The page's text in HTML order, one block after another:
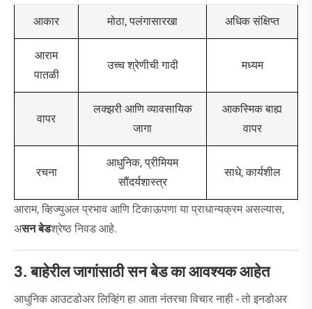
आकार मोठा, पलंगासारखा अधिक संक्षिप्त
आराम
पातळी
उच्च श्रेणीची गादी मध्यम
वापर
लक्झरी आणि व्यावसायिक
जागा
आकस्मिक बाह्य
वापर
रचना
आधुनिक, प्रीमियम
सौंदर्यशास्त्र
साधे, कार्यशील
आराम, व्हिज्युअल प्रभाव आणि टिकाऊपणा या प्राधान्यक्रम असल्यास,
असन बेडश्रेष्ठ निवड आहे.
3. बाहेरील जागांसाठी सन बेड का आवश्यक आहेत
आधुनिक आउटडोअर लिव्हिंग हा आता नंतरचा विचार नाही - तो इनडोअर